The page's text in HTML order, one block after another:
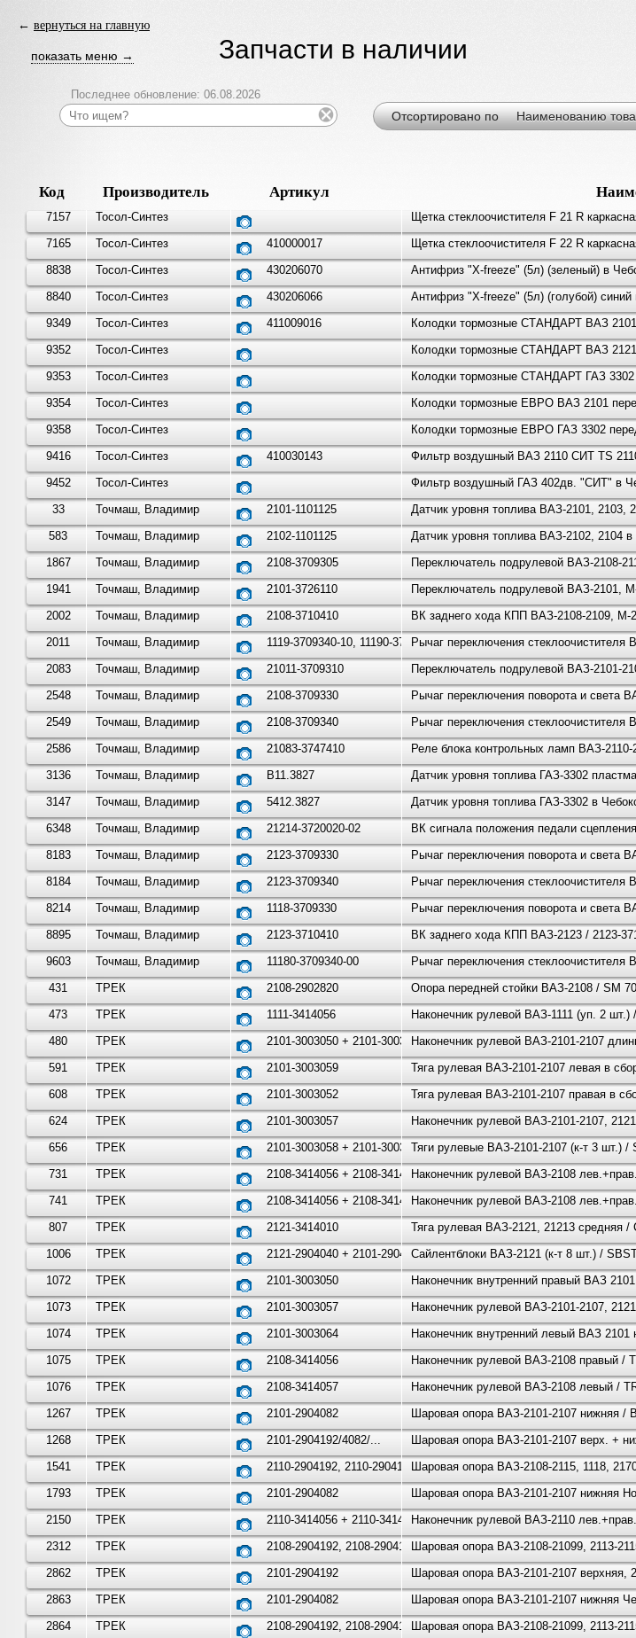
показать меню →
← вернуться на главную
Запчасти в наличии
Последнее обновление: 06.08.2026
Отсортировано по Наименованию
Код Производитель Артикул
7157 Тосол-Синтез Щетка стеклоочистителя F 21 R
7165
Тосол-Синтез 410000017 Щетка стеклоочистителя F 22 R
8838
Тосол-Синтез 430206070 Антифриз "X-freeze" (5л) (зеленый) в
8840
Тосол-Синтез 430206066 Антифриз "X-freeze" (5л) (голубой)
9349
Тосол-Синтез 411009016 Колодки тормозные СТАНДАРТ ВАЗ 2101
9352
Тосол-Синтез Колодки тормозные СТАНДАРТ ВАЗ 2121
9353
Тосол-Синтез Колодки тормозные СТАНДАРТ ГАЗ 3302
9354
Тосол-Синтез Колодки тормозные ЕВРО ВАЗ 2101
9358
Тосол-Синтез Колодки тормозные ЕВРО ГАЗ 3302
9416
Тосол-Синтез 410030143 Фильтр воздушный ВАЗ 2110 СИТ TS
9452
Тосол-Синтез Фильтр воздушный ГАЗ 402дв. "СИТ" в
33
Точмаш, Владимир 2101-1101125 Датчик уровня топлива ВАЗ-2101, 2103,
583
Точмаш, Владимир 2102-1101125 Датчик уровня топлива ВАЗ-2102, 2104
1867
Точмаш, Владимир 2108-3709305 Переключатель подрулевой ВАЗ-2108-
1941
Точмаш, Владимир 2101-3726110 Переключатель подрулевой ВАЗ-2101,
2002
Точмаш, Владимир 2108-3710410 ВК заднего хода КПП ВАЗ-2108-2109, М-
2011
Точмаш, Владимир 1119-3709340-10, 11190-37 Рычаг переключения стеклоочистителя
2083
Точмаш, Владимир 21011-3709310 Переключатель подрулевой ВАЗ-2101-
2548
Точмаш, Владимир 2108-3709330 Рычаг переключения поворота и света
2549
Точмаш, Владимир 2108-3709340 Рычаг переключения стеклоочистителя
2586
Точмаш, Владимир 21083-3747410 Реле блока контрольных ламп ВАЗ-
3136
Точмаш, Владимир В11.3827 Датчик уровня топлива ГАЗ-3302
3147
Точмаш, Владимир 5412.3827 Датчик уровня топлива ГАЗ-3302 в
6348
Точмаш, Владимир 21214-3720020-02 ВК сигнала положения педали
8183
Точмаш, Владимир 2123-3709330 Рычаг переключения поворота и света
8184
Точмаш, Владимир 2123-3709340 Рычаг переключения стеклоочистителя
8214
Точмаш, Владимир 1118-3709330 Рычаг переключения поворота и света
8895
Точмаш, Владимир 2123-3710410 ВК заднего хода КПП ВАЗ-2123 / 2123-
9603
Точмаш, Владимир 11180-3709340-00 Рычаг переключения стеклоочистителя
431
ТРЕК 2108-2902820 Опора передней стойки ВАЗ-2108 / SM
473
ТРЕК 1111-3414056 Наконечник рулевой ВАЗ-1111 (уп. 2
480
ТРЕК 2101-3003050 + 2101-30030 Наконечник рулевой ВАЗ-2101-2107
591
ТРЕК 2101-3003059 Тяга рулевая ВАЗ-2101-2107 левая в
608
ТРЕК 2101-3003052 Тяга рулевая ВАЗ-2101-2107 правая в
624
ТРЕК 2101-3003057 Наконечник рулевой ВАЗ-2101-2107,
656
ТРЕК 2101-3003058 + 2101-30030Тяги рулевые ВАЗ-2101-2107 (к-т 3 шт.) /
731
ТРЕК 2108-3414056 + 2108-34140 Наконечник рулевой ВАЗ-2108
741
ТРЕК 2108-3414056 + 2108-34140 Наконечник рулевой ВАЗ-2108
807
ТРЕК 2121-3414010 Тяга рулевая ВАЗ-2121, 21213 средняя /
1006
ТРЕК 2121-2904040 + 2101-29040Сайлентблоки ВАЗ-2121 (к-т 8 шт.) /
1072
ТРЕК 2101-3003050 Наконечник внутренний правый ВАЗ
1073
ТРЕК 2101-3003057 Наконечник рулевой ВАЗ-2101-2107,
1074
ТРЕК 2101-3003064 Наконечник внутренний левый ВАЗ
1075
ТРЕК 2108-3414056 Наконечник рулевой ВАЗ-2108 правый /
1076
ТРЕК 2108-3414057 Наконечник рулевой ВАЗ-2108 левый /
1267
ТРЕК 2101-2904082 Шаровая опора ВАЗ-2101-2107 нижняя /
1268
ТРЕК 2101-2904192/4082/... Шаровая опора ВАЗ-2101-2107 верх. +
1541
ТРЕК 2110-2904192, 2110-290419 Шаровая опора ВАЗ-2108-2115, 1118,
1793
ТРЕК 2101-2904082 Шаровая опора ВАЗ-2101-2107 нижняя
2150
ТРЕК 2110-3414056 + 2110-34140 Наконечник рулевой ВАЗ-2110
2312
ТРЕК 2108-2904192, 2108-290419 Шаровая опора ВАЗ-2108-21099, 2113-
2862
ТРЕК 2101-2904192 Шаровая опора ВАЗ-2101-2107 верхняя,
2863
ТРЕК 2101-2904082 Шаровая опора ВАЗ-2101-2107 нижняя
2864
ТРЕК 2108-2904192, 2108-290419 Шаровая опора ВАЗ-2108-21099, 2113-